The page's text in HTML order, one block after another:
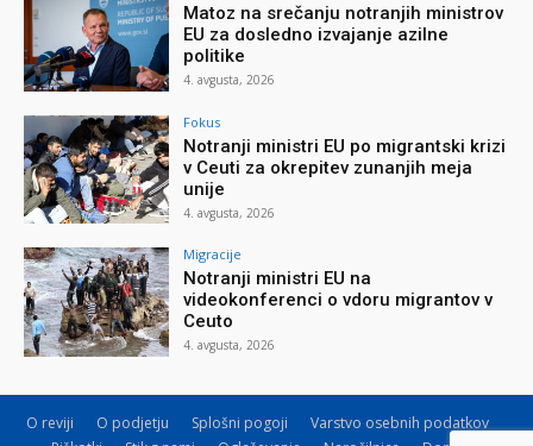
Matoz na srečanju notranjih ministrov
EU za dosledno izvajanje azilne
politike
4. avgusta, 2026
Fokus
Notranji ministri EU po migrantski krizi
v Ceuti za okrepitev zunanjih meja
unije
4. avgusta, 2026
Migracije
Notranji ministri EU na
videokonferenci o vdoru migrantov v
Ceuto
4. avgusta, 2026
O reviji O podjetju Splošni pogoji
Varstvo osebnih podatkov